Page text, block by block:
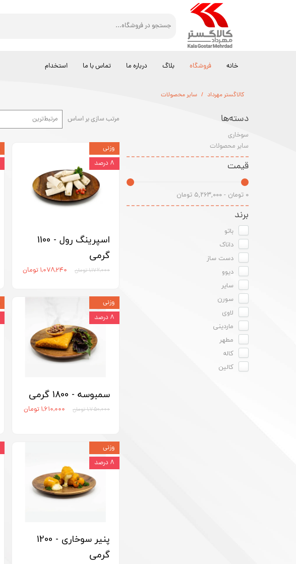
خانه فروشگاه بلاگ درباره ما تماس با ما استخدام
کالاگستر مهرداد سایر محصولات
دسته‌ها
سوخاری
سایر محصولات
قیمت
۰ تومان - ۵,۲۶۳,۰۰۰ تومان
برند
باتو
داناک
دست ساز
دیوو
سایر
سورن
لاوی
ماردینی
مطهر
کاله
کالین
مرتب سازی بر اساس مرتبط‌ترین
اسپرینگ رول - 1100
گرمی
۱,۱۷۲,۰۰۰ تومان ۱,۰۷۸,۲۴۰ تومان
وزنی
۸ درصد
سمبوسه - 1800 گرمی
۱,۷۵۰,۰۰۰ تومان ۱,۶۱۰,۰۰۰ تومان
وزنی
۸ درصد
پنیر سوخاری - 1200
گرمی
وزنی
۸ درصد